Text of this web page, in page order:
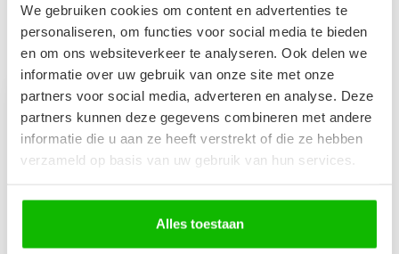
We gebruiken cookies om content en advertenties te
personaliseren, om functies voor social media te bieden
en om ons websiteverkeer te analyseren. Ook delen we
informatie over uw gebruik van onze site met onze
partners voor social media, adverteren en analyse. Deze
partners kunnen deze gegevens combineren met andere
informatie die u aan ze heeft verstrekt of die ze hebben
verzameld op basis van uw gebruik van hun services.
Alles toestaan
Recent bekeken